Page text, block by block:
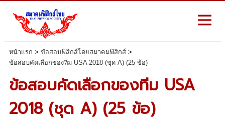
หน้าแรก > ข้อสอบฟิสิกส์โดยสมาคมฟิสิกส์ >
ข้อสอบคัดเลือกของทีม USA 2018 (ชุด A) (25 ข้อ)
ข้อสอบคัดเลือกของทีม USA
2018 (ชุด A) (25 ข้อ)